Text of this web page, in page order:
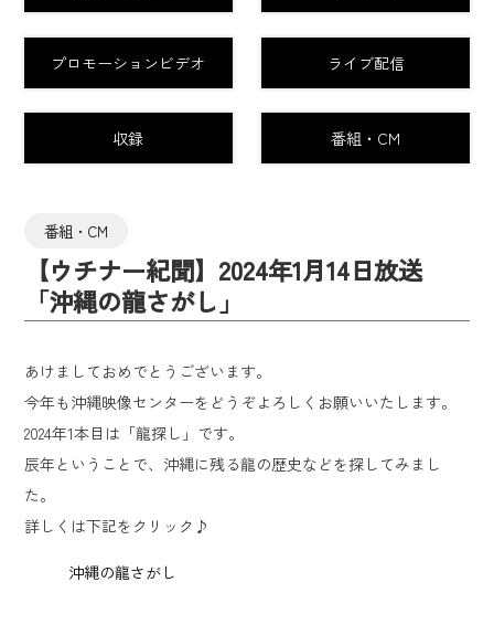
プロモーションビデオ ライブ配信
収録 番組・CM
番組・CM
【ウチナー紀聞】2024年1月14日放送
「沖縄の龍さがし」
あけましておめでとうございます。
今年も沖縄映像センターをどうぞよろしくお願いいたします。
2024年1本目は「龍探し」です。
辰年ということで、沖縄に残る龍の歴史などを探してみまし
た。
詳しくは下記をクリック♪
沖縄の龍さがし